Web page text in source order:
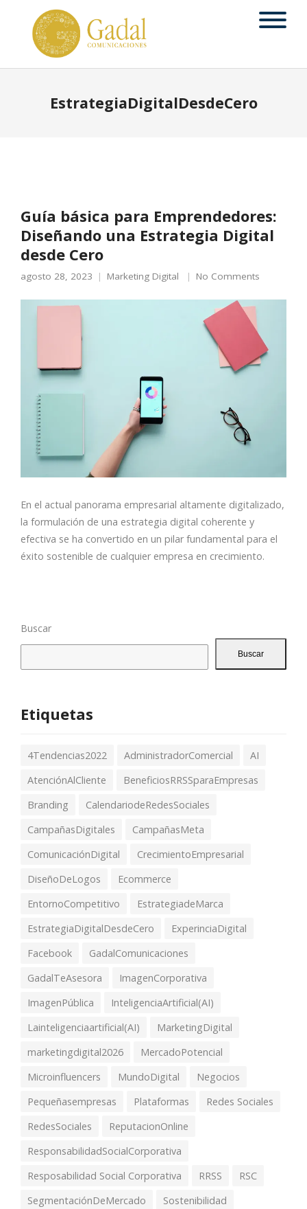
EstrategiaDigitalDesdeCero
Guía básica para Emprendedores:
Diseñando una Estrategia Digital
desde Cero
agosto 28, 2023 Marketing Digital No Comments
En el actual panorama empresarial altamente digitalizado,
la formulación de una estrategia digital coherente y
efectiva se ha convertido en un pilar fundamental para el
éxito sostenible de cualquier empresa en crecimiento.
Buscar
Buscar
Etiquetas
4Tendencias2022 AdministradorComercial
AI
AtenciónAlCliente
BeneficiosRRSSparaEmpresas
Branding
CalendariodeRedesSociales
CampañasDigitales
CampañasMeta
ComunicaciónDigital
CrecimientoEmpresarial
DiseñoDeLogos
Ecommerce
EntornoCompetitivo
EstrategiadeMarca
EstrategiaDigitalDesdeCero
ExperinciaDigital
Facebook
GadalComunicaciones
GadalTeAsesora
ImagenCorporativa
ImagenPública
InteligenciaArtificial(AI)
Lainteligenciaartificial(AI)
MarketingDigital
marketingdigital2026
MercadoPotencial
Microinfluencers
MundoDigital
Negocios
Pequeñasempresas
Plataformas
Redes Sociales
RedesSociales
ReputacionOnline
ResponsabilidadSocialCorporativa
Resposabilidad Social Corporativa
RRSS
RSC
SegmentaciónDeMercado
Sostenibilidad